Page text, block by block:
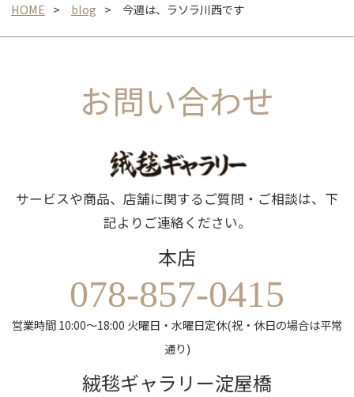
HOME blog 今週は、ラソラ川西です
お問い合わせ
サービスや商品、店舗に関するご質問・ご相談は、下
記よりご連絡ください。
本店
078-857-0415
営業時間 10:00～18:00 火曜日・水曜日定休(祝・休日の場合は平常
通り)
絨毯ギャラリー淀屋橋